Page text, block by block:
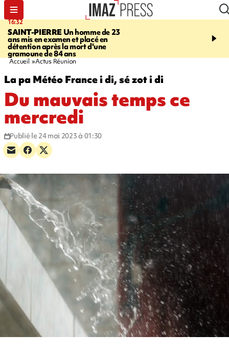
16:32
SAINT-PIERREUn homme de 23
ans mis en examen et placé en
détention après la mort d'une
gramoune de 84 ans
21:08
et Turquie scellent un
Accueil Actus Réunion
La pa Météo France i di, sé zot i di
Du mauvais temps ce
mercredi
Publié le 24 mai 2023 à 01:30